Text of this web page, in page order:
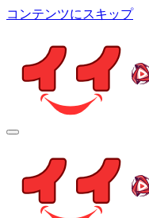
コンテンツにスキップ